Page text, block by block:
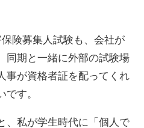
険募集人試験も、会社が
同期と一緒に外部の試験場
事が資格者証を配ってくれ
す。
、私が学生時代に「個人で